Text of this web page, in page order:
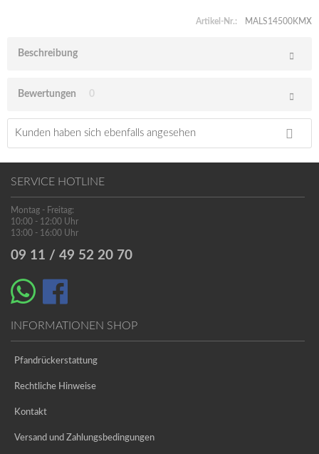
Artikel-Nr.: MALS14500KMX
Beschreibung
Bewertungen 0
Kunden haben sich ebenfalls angesehen
SERVICE HOTLINE
Montag - Freitag:
10:00 - 12:00 Uhr
13:00 - 16:00 Uhr
09 11 / 49 52 20 70
INFORMATIONEN SHOP
Pfandrückerstattung
Rechtliche Hinweise
Kontakt
Versand und Zahlungsbedingungen